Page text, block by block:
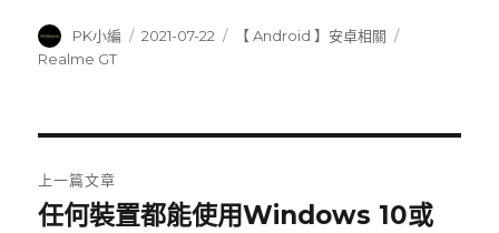
作
者
PK小編
發
2021-07-22
分【 Android 】安卓相關
Realme GT
章
上一篇文章
上
任何裝置都能使用Windows 10或